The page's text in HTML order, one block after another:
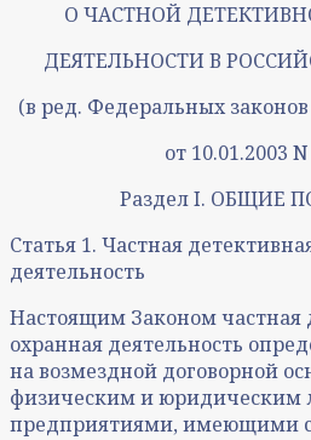
О ЧАСТНОЙ
ДЕЯТЕЛЬНОСТИ В
(в ред. Федеральных
от 10.01.2003
Раздел I. ОБЩИЕ
Статья 1. Частная
деятельность
Настоящим Законом частная
охранная деятельность
на возмездной договорной
физическим и юридическим
предприятиями, имеющими